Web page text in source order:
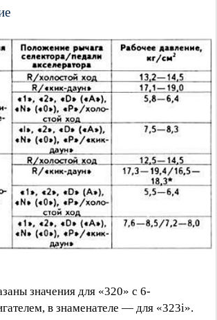
значения для «320» с 6-
в знаменателе — для «323i».